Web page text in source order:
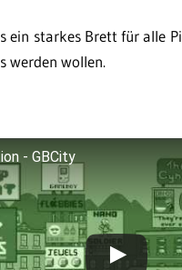
ein starkes Brett für alle
werden wollen.
- GBCity